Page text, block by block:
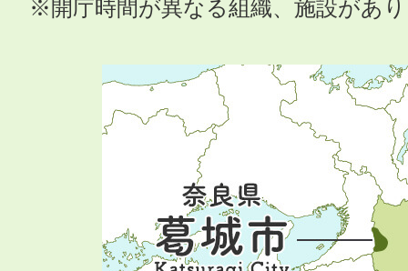
※開庁時間が異なる組織、施設があ